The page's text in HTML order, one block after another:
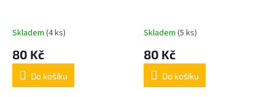
Skladem (4 ks)
80 Kč
Do košíku
Skladem (5 ks)
80 Kč
Do košíku